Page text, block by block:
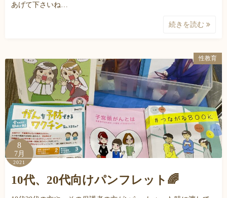
あげて下さいね…
続きを読む
性教育
8
7月
2021
10代、20代向けパンフレット🌈